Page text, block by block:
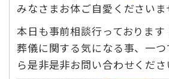
みなさまお体ご自愛くださいま
本日も事前相談行っております
葬儀に関する気になる事、一
ら是非是非お問い合わせくだ